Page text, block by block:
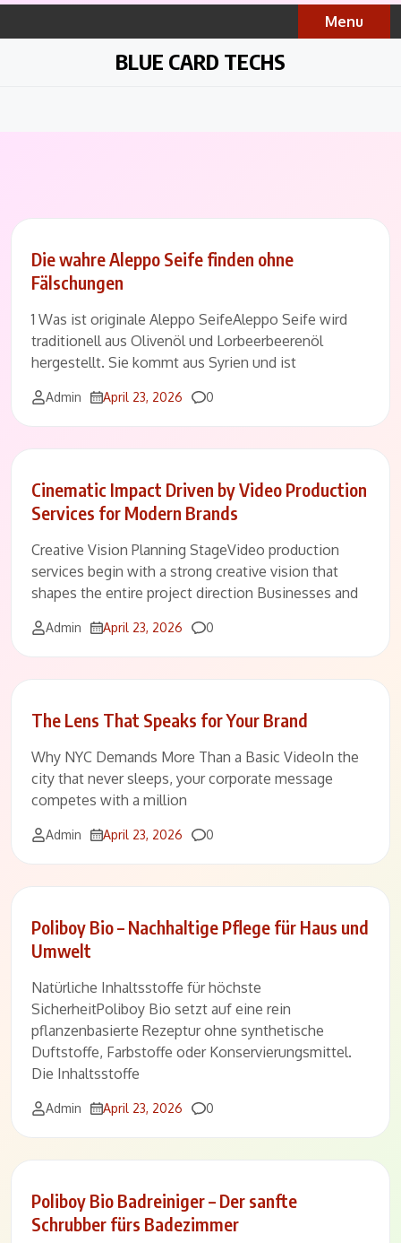
Skip
Menu
BLUE CARD TECHS
Die wahre Aleppo Seife finden ohne
Fälschungen
1 Was ist originale Aleppo SeifeAleppo Seife wird
traditionell aus Olivenöl und Lorbeerbeerenöl
hergestellt. Sie kommt aus Syrien und ist
Admin April 23, 2026 Comments
0
Cinematic Impact Driven by Video Production
Services for Modern Brands
Creative Vision Planning StageVideo production
services begin with a strong creative vision that
shapes the entire project direction Businesses and
Admin April 23, 2026 Comments
0
The Lens That Speaks for Your Brand
Why NYC Demands More Than a Basic VideoIn the
city that never sleeps, your corporate message
competes with a million
Admin April 23, 2026 Comments
0
Poliboy Bio – Nachhaltige Pflege für Haus und
Umwelt
Natürliche Inhaltsstoffe für höchste
SicherheitPoliboy Bio setzt auf eine rein
pflanzenbasierte Rezeptur ohne synthetische
Duftstoffe, Farbstoffe oder Konservierungsmittel.
Die Inhaltsstoffe
Admin April 23, 2026 Comments
0
Poliboy Bio Badreiniger – Der sanfte
Schrubber fürs Badezimmer